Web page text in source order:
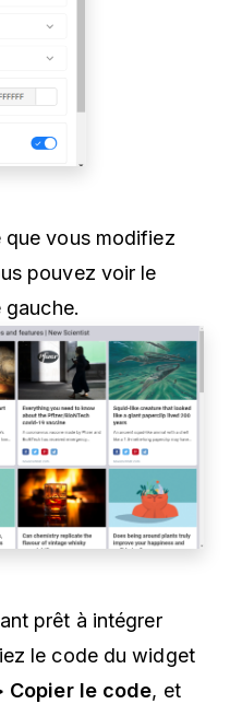
que vous modifiez
pouvez voir le
gauche.
prêt à intégrer
le code du widget
Copier le code, et